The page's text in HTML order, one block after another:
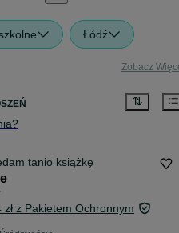
Łódź
Zobacz
tanio książkę
zł z Pakietem Ochronnym